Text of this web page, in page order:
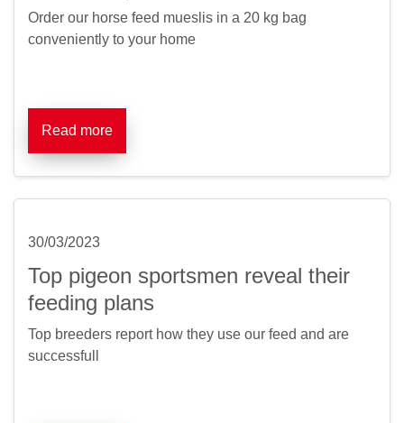
Order our horse feed mueslis in a 20 kg bag
conveniently to your home
Read more
30/03/2023
Top pigeon sportsmen reveal their
feeding plans
Top breeders report how they use our feed and are
successfull